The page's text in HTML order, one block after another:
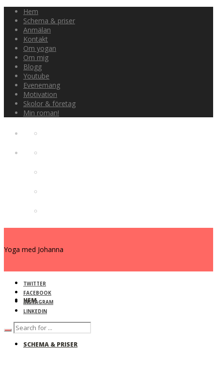
Hem
Schema & priser
Anmälan
Kontakt
Om yogan
Om mig
Blogg
Youtube
Evenemang
Motivation
Skolor & företag
Min roman!
Yoga med Johanna
HEM
SCHEMA & PRISER
TWITTER
FACEBOOK
INSTAGRAM
LINKEDIN